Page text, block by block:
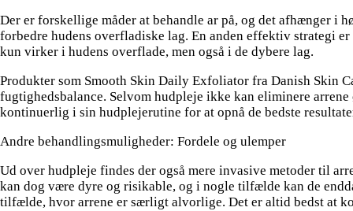
Der er forskellige måder at behandle ar på, og det afhænger i
forbedre hudens overfladiske lag. En anden effektiv strategi
kun virker i hudens overflade, men også i de dybere lag.
Produkter som Smooth Skin Daily Exfoliator fra Danish Skin
fugtighedsbalance. Selvom hudpleje ikke kan eliminere
kontinuerlig i sin hudplejerutine for at opnå de bedste
Andre behandlingsmuligheder: Fordele og ulemper
Ud over hudpleje findes der også mere invasive metoder til
kan dog være dyre og risikable, og i nogle tilfælde kan de
tilfælde, hvor arrene er særligt alvorlige. Det er altid bedst at